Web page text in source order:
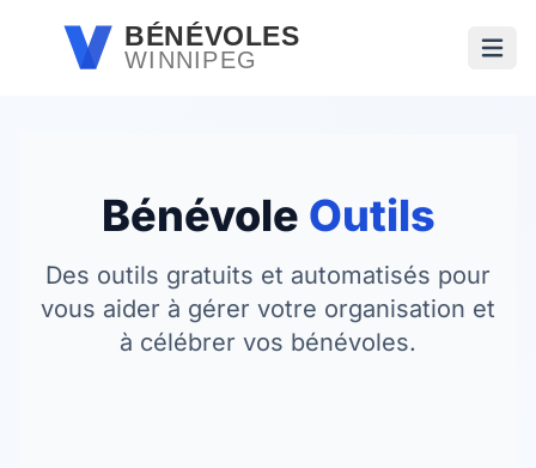
Passer au contenu principal
BÉNÉVOLES
WINNIPEG
Bénévole Outils
Des outils gratuits et automatisés pour
vous aider à gérer votre organisation et
à célébrer vos bénévoles.